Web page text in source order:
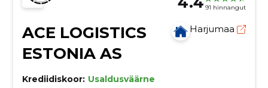
91 hinnangut
ACE LOGISTICS
ESTONIA AS
Harjumaa
Krediidiskoor: Usaldusväärne